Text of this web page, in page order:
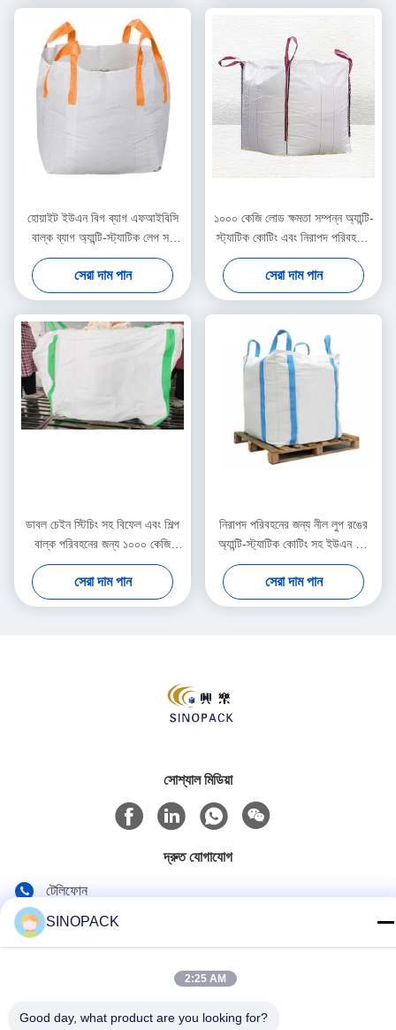
হোয়াইট ইউএন বিগ ব্যাগ এফআইবিসি
বাল্ক ব্যাগ অ্যান্টি-স্ট্যাটিক লেপ সহ
1000 কেজি লোড ক্যাপাসিটি এবং ট্রান্স
কোণ লুপ ভারী দায়িত্ব পরিবহন জন্য
সেরা দাম পান
১০০০ কেজি লোড ক্ষমতা সম্পন্ন অ্যান্টি-
স্ট্যাটিক কোটিং এবং নিরাপদ পরিবহনের
জন্য ৪টি কর্নার লুপ সহ ইউএন বিগ ব্যাগ
এফআইবিসি বাল্ক ব্যাগ
সেরা দাম পান
ডাবল চেইন স্টিচিং সহ বিফেল এবং শিল্প
বাল্ক পরিবহনের জন্য ১০০০ কেজি
ধারণক্ষমতা সম্পন্ন ইউএন বিগ ব্যাগ
সেরা দাম পান
নিরাপদ পরিবহনের জন্য নীল লুপ রঙের
অ্যান্টি-স্ট্যাটিক কোটিং সহ ইউএন বিগ
ব্যাগ এবং ১০০০ কেজি লোড ক্ষমতা
সেরা দাম পান
সোশ্যাল মিডিয়া
দ্রুত যোগাযোগ
টেলিফোন
86-25-84724100
ঠিকানা
SINOPACK
2:25 AM
Good day, what product are you looking for?